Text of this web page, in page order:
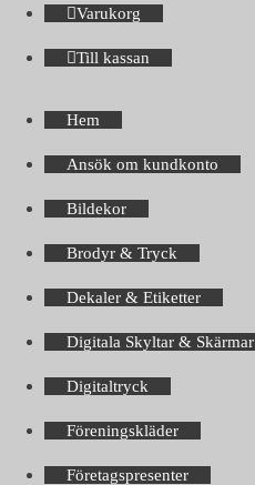
Varukorg
Till kassan
Hem
Ansök om kundkonto
Bildekor
Brodyr & Tryck
Dekaler & Etiketter
Digitala Skyltar & Skärmar
Digitaltryck
Föreningskläder
Företagspresenter